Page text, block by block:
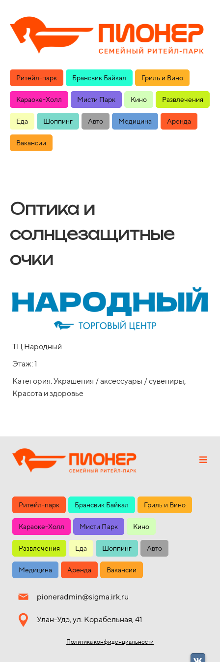
Ритейл-парк Брансвик Байкал Гриль и Вино
Караоке-Холл Мисти Парк Кино Развлечения
Еда Шоппинг Авто Медицина Аренда
Вакансии
Оптика и
солнцезащитные
очки
ТЦ Народный
Этаж: 1
Категория: Украшения / аксессуары / сувениры,
Красота и здоровье
Ритейл-парк Брансвик Байкал Гриль и Вино
Караоке-Холл Мисти Парк Кино
Развлечения Еда Шоппинг Авто
Медицина Аренда Вакансии
pioneradmin@sigma.irk.ru
Улан-Удэ, ул. Корабельная, 41
Политика конфиденциальности